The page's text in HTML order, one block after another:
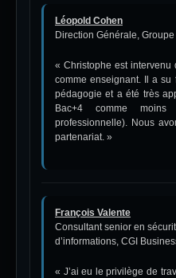
Léopold Cohen
Direction Générale, Groupe
« Christophe est intervenu
comme enseignant. Il a su
pédagogie et a été très
Bac+4 comme moins
professionnelle). Nous
partenariat. »
François Valente
Consultant senior en
d’informations, CGI
« J’ai eu le privilège de